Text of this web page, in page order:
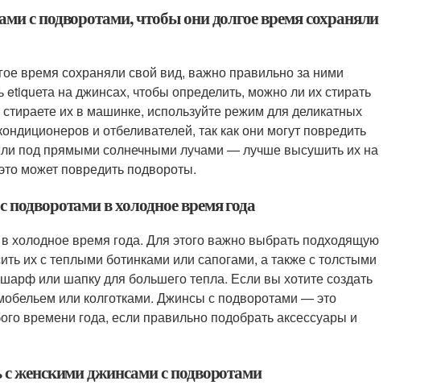
с подворотами, чтобы они долгое время сохраняли
время сохраняли свой вид, важно правильно за ними
на джинсах, чтобы определить, можно ли их стирать
их в машинке, используйте режим для деликатных
и отбеливателей, так как они могут повредить
под прямыми солнечными лучами — лучше высушить их на
может повредить подвороты.
в холодное время года
холодное время года. Для этого важно выбрать подходящую
их с теплыми ботинками или сапогами, а также с толстыми
или шапку для большего тепла. Если вы хотите создать
или колготками. Джинсы с подворотами — это
времени года, если правильно подобрать аксессуары и
женскими джинсами с подворотами